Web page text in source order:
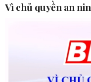
Vì chủ quyền an